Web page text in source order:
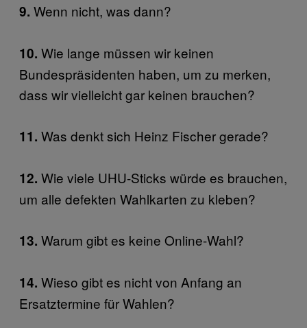
9. Wenn nicht, was dann?
10. Wie lange müssen wir keinen
Bundespräsidenten haben, um zu merken,
dass wir vielleicht gar keinen brauchen?
11. Was denkt sich Heinz Fischer gerade?
12. Wie viele UHU-Sticks würde es brauchen,
um alle defekten Wahlkarten zu kleben?
13. Warum gibt es keine Online-Wahl?
14. Wieso gibt es nicht von Anfang an
Ersatztermine für Wahlen?